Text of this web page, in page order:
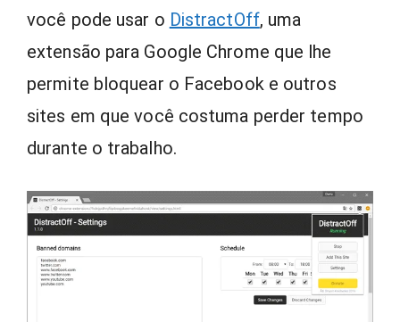
você pode usar o DistractOff, uma
extensão para Google Chrome que lhe
permite bloquear o Facebook e outros
sites em que você costuma perder tempo
durante o trabalho.